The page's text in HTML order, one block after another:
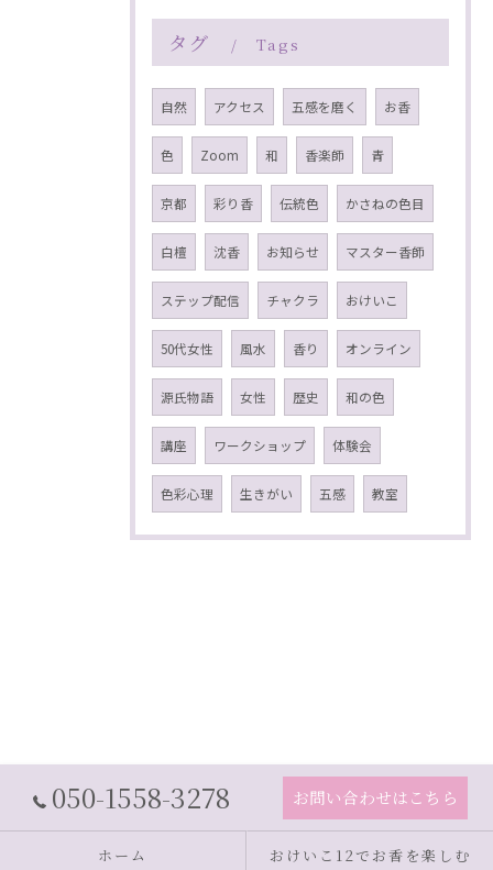
タグ Tags
自然 アクセス 五感を磨く お香
色 Zoom 和 香楽師 青
京都 彩り香 伝統色 かさねの色目
白檀 沈香 お知らせ マスター香師
ステップ配信 チャクラ おけいこ
50代女性 風水 香り オンライン
源氏物語 女性 歴史 和の色
講座 ワークショップ 体験会
色彩心理 生きがい 五感 教室
050-1558-3278 お問い合わせはこちら
ホーム おけいこ12でお香を楽しむ